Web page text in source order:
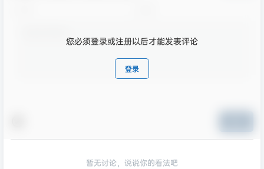
您必须登录或注册以后才能发表评论
登录
暂无讨论，说说你的看法吧